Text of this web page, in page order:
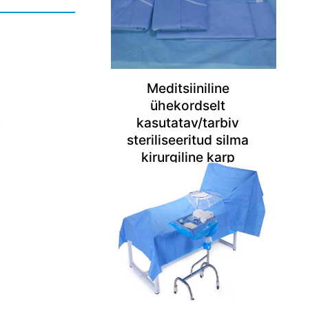
Meditsiiniline
ühekordselt
kasutatav/tarbiv
steriliseeritud silma
kirurgiline karp